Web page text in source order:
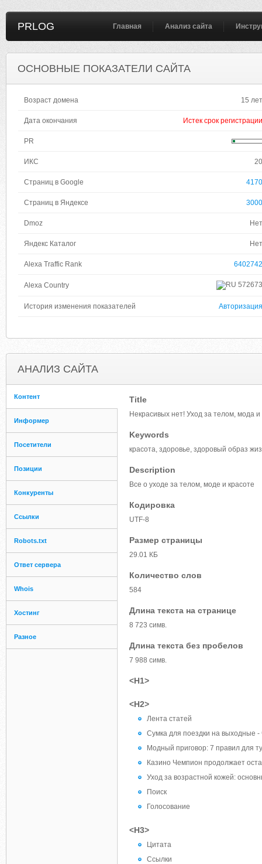
PRLOG Главная Анализ сайта
ОСНОВНЫЕ ПОКАЗАТЕЛИ САЙТА
Возраст домена 15 лет
Дата окончания Истек срок регистрации
PR
ИКС 20
Страниц в Google 4170
Страниц в Яндексе 3000
Dmoz Нет
Яндекс Каталог Нет
Alexa Traffic Rank 6402742
Alexa Country 572673
История изменения показателей Авторизация
АНАЛИЗ САЙТА
Контент
Информер
Посетители
Позиции
Конкуренты
Ссылки
Robots.txt
Ответ сервера
Whois
Хостинг
Разное
Title
Некрасивых нет! Уход за телом, мода
Keywords
красота, здоровье, здоровый образ
Description
Все о уходе за телом, моде и красоте
Кодировка
UTF-8
Размер страницы
29.01 КБ
Количество слов
584
Длина текста на странице
8 723 симв.
Длина текста без пробелов
7 988 симв.
<H1>
<H2>
Лента статей
Сумка для поездки на выходные
Модный приговор: 7 правил для
Казино Чемпион продолжает
Уход за возрастной кожей:
Поиск
Голосование
<H3>
Цитата
Ссылки